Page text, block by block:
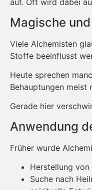
auf. Oft wird dabei
Magische
Viele Alchemisten
Stoffe beeinflusst
Heute sprechen
Behauptungen meist
Gerade hier
Anwendung
Früher wurde
Herstellung
Suche nach